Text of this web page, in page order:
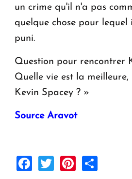
un crime qu'il n'a pas
quelque chose pour
puni.
Question pour rencontrer
Quelle vie est la
Kevin Spacey ? »
Source Aravot
Facebook
TwitterPinterest